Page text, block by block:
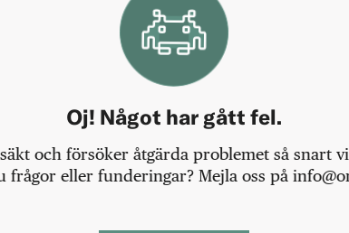
Oj! Något har gått fel.
och försöker åtgärda problemet så snart
frågor eller funderingar? Mejla oss på